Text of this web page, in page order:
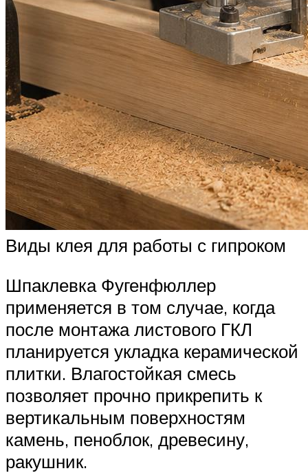
Виды клея для работы с гипроком
Шпаклевка Фугенфюллер
применяется в том случае, когда
после монтажа листового ГКЛ
планируется укладка керамической
плитки. Влагостойкая смесь
позволяет прочно прикрепить к
вертикальным поверхностям
камень, пеноблок, древесину,
ракушник.